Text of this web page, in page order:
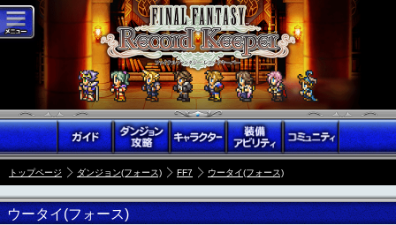
トップページ ダンジョン(フォース) FF7 ウータイ(フォース)
ウータイ(フォース)